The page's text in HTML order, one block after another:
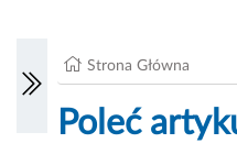
Strona Główna
Poleć